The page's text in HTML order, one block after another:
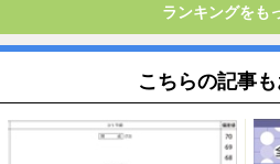
ランキングをも
こちらの記事